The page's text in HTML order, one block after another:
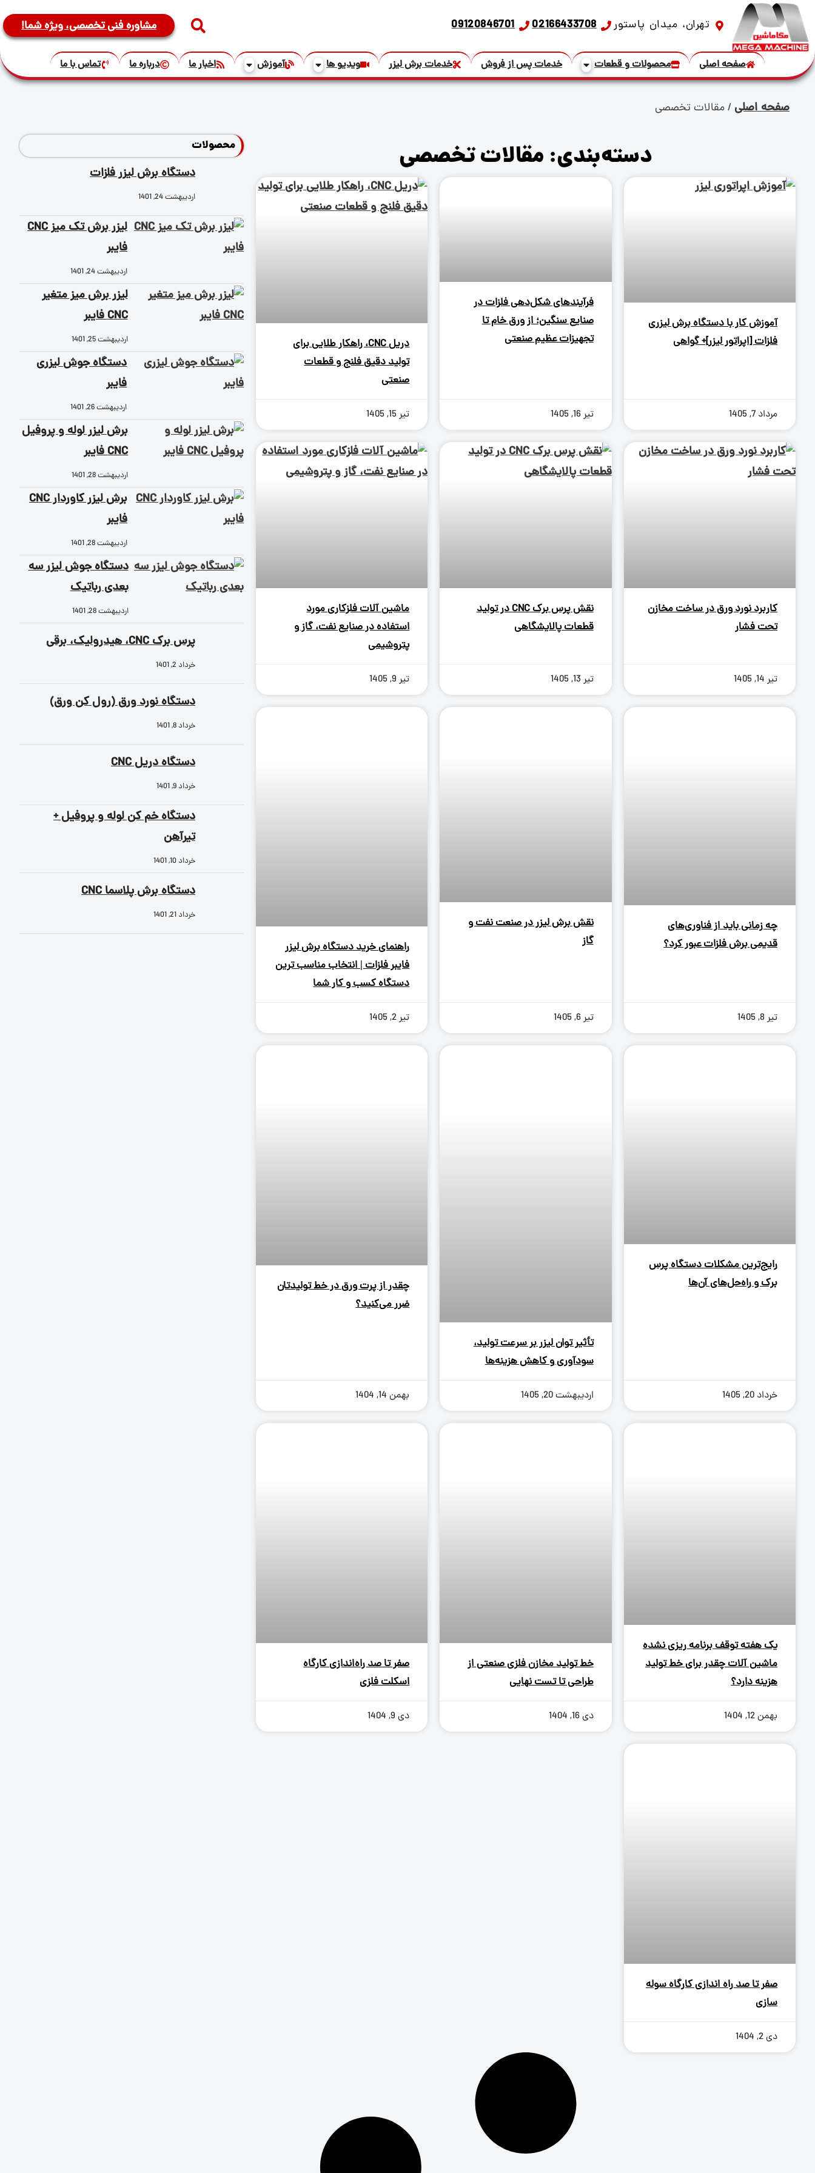
تهران، میدان پاستور 02166433708
09120846701 مشاوره فنی تخصصی، ویژه شما!
صفحه اصلی محصولات و قطعات خدمات پس از فروش خدمات برش لیزر ویدیو ها آموزش اخبار ما درباره ما تماس با ما
صفحه اصلی /مقالات تخصصی
دسته‌بندی: مقالات تخصصی
آموزش کار با دستگاه برش لیزری
فلزات [اپراتور لیزر]+ گواهی
مرداد 7, 1405
فرآیندهای شکل‌دهی فلزات در
صنایع سنگین؛ از ورق خام تا
تجهیزات عظیم صنعتی
تیر 16, 1405
دریل CNC، راهکار طلایی برای
تولید دقیق فلنج و قطعات
صنعتی
تیر 15, 1405
کاربرد نورد ورق در ساخت مخازن
تحت فشار
تیر 14, 1405
نقش پرس برک CNC در تولید
قطعات پالایشگاهی
تیر 13, 1405
ماشین آلات فلزکاری مورد
استفاده در صنایع نفت، گاز و
پتروشیمی
تیر 9, 1405
چه زمانی باید از فناوری‌های
قدیمی برش فلزات عبور کرد؟
تیر 8, 1405
نقش برش لیزر در صنعت نفت و
گاز
تیر 6, 1405
راهنمای خرید دستگاه برش لیزر
فایبر فلزات | انتخاب مناسب ترین
دستگاه کسب و کار شما
تیر 2, 1405
رایج‌ترین مشکلات دستگاه پرس
برک و راه‌حل‌های آن‌ها
خرداد 20, 1405
تأثیر توان لیزر بر سرعت تولید،
سودآوری و کاهش هزینه‌ها
اردیبهشت 20, 1405
چقدر از پرت ورق در خط تولیدتان
ضرر می‌کنید؟
بهمن 14, 1404
یک هفته توقف برنامه ریزی نشده
ماشین آلات چقدر برای خط تولید
هزینه دارد؟
بهمن 12, 1404
خط تولید مخازن فلزی صنعتی از
طراحی تا تست نهایی
دی 16, 1404
صفر تا صد راه‌اندازی کارگاه
اسکلت فلزی
دی 9, 1404
صفر تا صد راه‌ اندازی کارگاه سوله‌
سازی
دی 2, 1404
محصولات
دستگاه برش لیزر فلزات
اردیبهشت 24, 1401
لیزر برش تک میز CNC
فایبر
اردیبهشت 24, 1401
لیزر برش میز متغیر
CNC فایبر
اردیبهشت 25, 1401
دستگاه جوش لیزری
فایبر
اردیبهشت 26, 1401
برش لیزر لوله و پروفیل
CNC فایبر
اردیبهشت 28, 1401
برش لیزر کاوردار CNC
فایبر
اردیبهشت 28, 1401
دستگاه جوش لیزر سه
بعدی رباتیک
اردیبهشت 28, 1401
پرس برک CNC، هیدرولیک، برقی
خرداد 2, 1401
دستگاه نورد ورق (رول کن ورق)
خرداد 8, 1401
دستگاه دریل CNC
خرداد 9, 1401
دستگاه خم کن لوله و پروفیل +
تیرآهن
خرداد 10, 1401
دستگاه برش پلاسما CNC
خرداد 21, 1401